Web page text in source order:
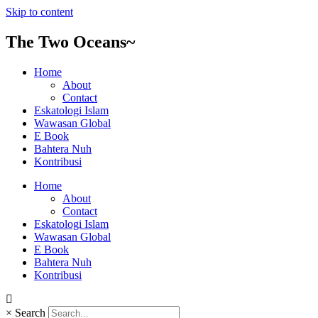
Skip to content
The Two Oceans~
Home
About
Contact
Eskatologi Islam
Wawasan Global
E Book
Bahtera Nuh
Kontribusi
Home
About
Contact
Eskatologi Islam
Wawasan Global
E Book
Bahtera Nuh
Kontribusi
× Search